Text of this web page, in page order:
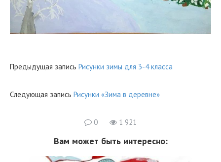
Предыдущая запись Рисунки зимы для 3-4 класса
Следующая запись Рисунки «Зима в деревне»
0 1 921
Вам может быть интересно: